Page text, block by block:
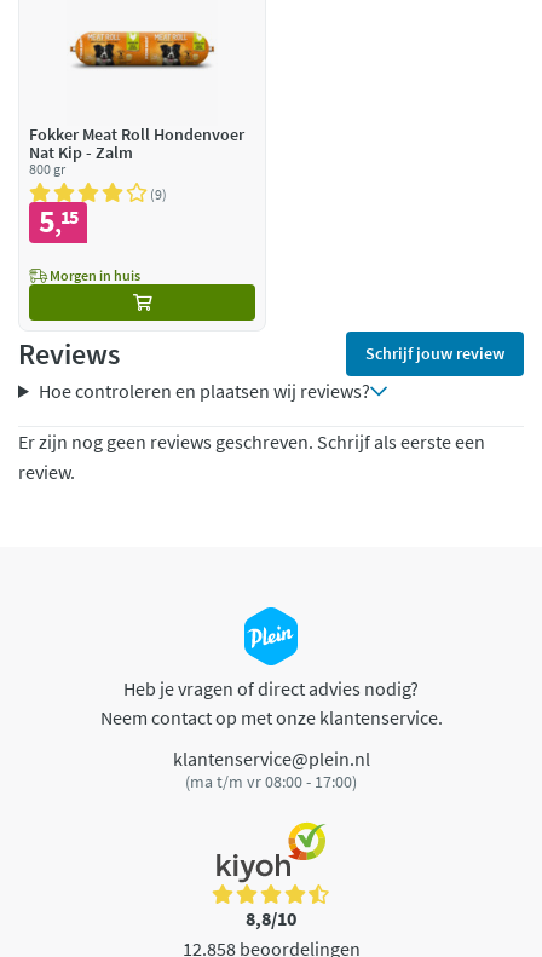
Fokker Meat Roll Hondenvoer
Nat Kip - Zalm
800 gr
9
5,15
Morgen in huis
Reviews Schrijf jouw review
Hoe controleren en plaatsen wij reviews?
Er zijn nog geen reviews geschreven. Schrijf als eerste een
review.
Heb je vragen of direct advies nodig?
Neem contact op met onze klantenservice.
klantenservice@plein.nl
(ma t/m vr 08:00 - 17:00)
8,8/10
12.858 beoordelingen